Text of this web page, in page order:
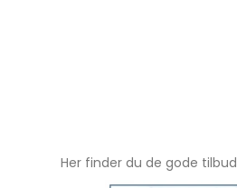
Her finder du de gode tilbud